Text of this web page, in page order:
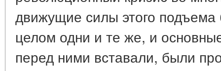
движущие силы этого
целом одни и те же, и
перед ними вставали, были